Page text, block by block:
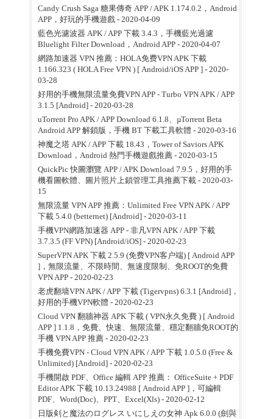
Candy Crush Saga 糖果傳奇 APP / APK 1.174.0.2，Android
APP，好玩的手機遊戲- 2020-04-09
藍色光濾波器 APK / APP 下載 3.4.3，手機藍光過濾
Bluelight Filter Download，Android APP- 2020-04-07
網路加速器 VPN 推薦：HOLA免费VPN APK 下載
1.166.323 ( HOLA Free VPN ) [ Android/iOS APP ]- 2020-
03-28
好用的手機無限流量免費VPN APP - Turbo VPN APK / APP
3.1.5 [Android]- 2020-03-28
uTorrent Pro APK / APP Download 6.1.8、µTorrent Beta
Android APP 解鎖版，手機 BT 下載工具軟體 - 2020-03-16
神魔之塔 APK / APP 下載 18.43，Tower of Saviors APK
Download，Android 熱門手機遊戲推薦- 2020-03-15
QuickPic 快圖瀏覽 APP / APK Download 7.9.5，好用的手
機看圖軟體、圖片照片上鎖管理工具推薦下載- 2020-03-
15
無限流量 VPN APP 推薦：Unlimited Free VPN APK / APP
下載 5.4.0 (betternet) [Android]- 2020-03-11
手機VPN網路加速器 APP - 非凡VPN APK / APP 下載
3.7.3.5 (FF VPN) [Android/iOS]- 2020-02-23
SuperVPN APK 下載 2.5.9 (免费VPN客户端) [ Android APP
]，無限流量、不限時間、無速度限制、免ROOT的免費
VPN APP- 2020-02-23
老虎翻墙VPN APK / APP 下載 (Tigervpns) 6.3.1 [Android]，
好用的手機VPN軟體 - 2020-02-23
Cloud VPN 翻牆神器 APK 下載 ( VPN永久免費 ) [ Android
APP ] 1.1.8，免費、快速、無限流量、穩定翻牆免ROOT的
手機 VPN APP 推薦- 2020-02-23
手機免費VPN - Cloud VPN APK / APP 下載 1.0.5.0 (Free &
Unlimited) [Android]- 2020-02-23
手機開啟 PDF、Office 編輯 APP 推薦： OfficeSuite + PDF
Editor APK 下載 10.13.24988 [ Android APP ]，可編輯
PDF、Word(Doc)、PPT、Excel(Xls)- 2020-02-12
日版剣と魔法のログレス いにしえの女神 Apk 6.0.0 (劍與